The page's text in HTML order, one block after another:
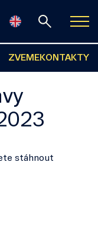
ZVEME KONTAKTY
stáhnout